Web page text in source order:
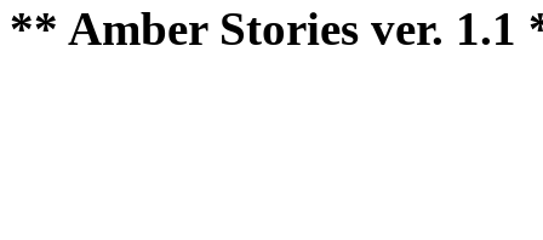
** Amber Stories ver. 1.1